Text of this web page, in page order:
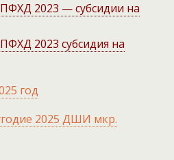
2023 — субсидии на
2023 субсидия на
год
2025 ДШИ мкр.